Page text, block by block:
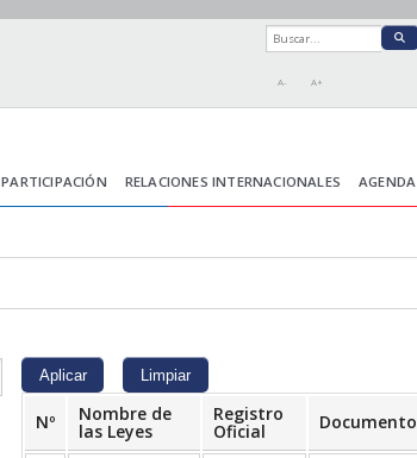
A- A+
PARTICIPACIÓN RELACIONES INTERNACIONALES AGENDA
Nº Nombre de
las Leyes
Registro
Oficial Documento